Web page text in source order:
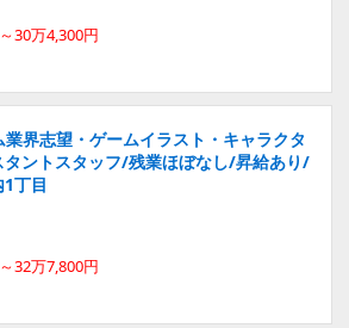
30万4,300円
業界志望・ゲームイラスト・キャラクタ
タントスタッフ/残業ほぼなし/昇給あり/
丁目
32万7,800円